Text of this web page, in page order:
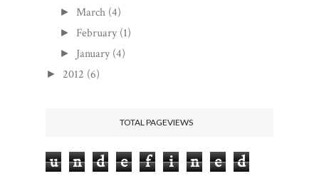
► March (4)
► February (1)
► January (4)
► 2012 (6)
TOTAL PAGEVIEWS
u n d e f i n e d